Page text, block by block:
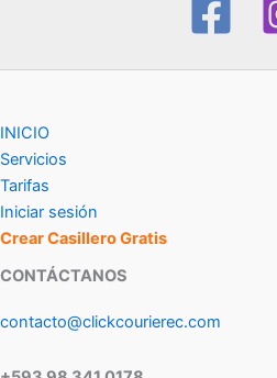
INICIO
Servicios
Tarifas
Iniciar sesión
Crear Casillero Gratis
CONTÁCTANOS
contacto@clickcourierec.com